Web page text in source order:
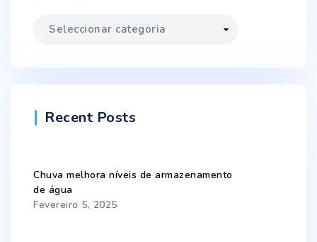
Categorias
Recent Posts
Chuva melhora níveis de armazenamento
de água
Fevereiro 5, 2025